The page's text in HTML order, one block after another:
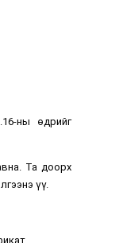
ны өдрийг
Та доорх
үү.